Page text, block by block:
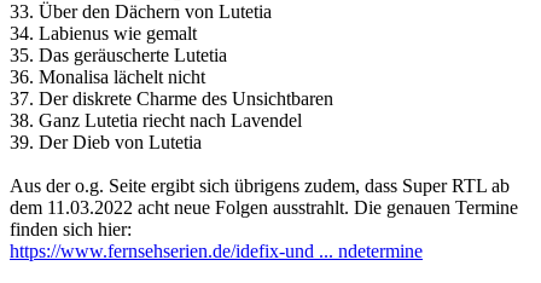
33. Über den Dächern von Lutetia
34. Labienus wie gemalt
35. Das geräuscherte Lutetia
36. Monalisa lächelt nicht
37. Der diskrete Charme des Unsichtbaren
38. Ganz Lutetia riecht nach Lavendel
39. Der Dieb von Lutetia
Aus der o.g. Seite ergibt sich übrigens zudem, dass Super RTL ab
dem 11.03.2022 acht neue Folgen ausstrahlt. Die genauen Termine
finden sich hier:
https://www.fernsehserien.de/idefix-und ... ndetermine